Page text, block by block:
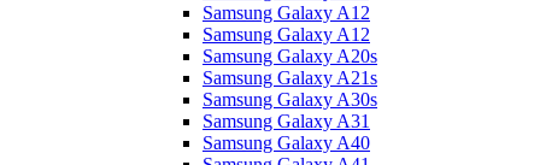
Samsung Galaxy A12
Samsung Galaxy A12
Samsung Galaxy A20s
Samsung Galaxy A21s
Samsung Galaxy A30s
Samsung Galaxy A31
Samsung Galaxy A40